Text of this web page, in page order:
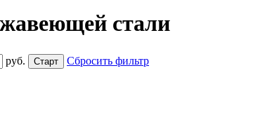
стали
руб. Сбросить фильтр